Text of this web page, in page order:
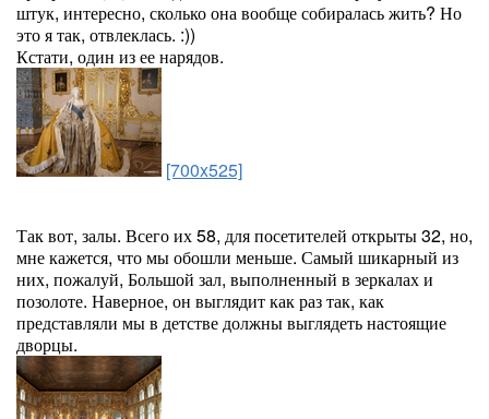
штук, интересно, сколько она вообще собиралась жить? Но
это я так, отвлеклась. :))
Кстати, один из ее нарядов.
[700x525]
Так вот, залы. Всего их 58, для посетителей открыты 32, но,
мне кажется, что мы обошли меньше. Самый шикарный из
них, пожалуй, Большой зал, выполненный в зеркалах и
позолоте. Наверное, он выглядит как раз так, как
представляли мы в детстве должны выглядеть настоящие
дворцы.